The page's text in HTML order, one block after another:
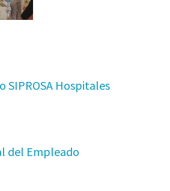
SIPROSA Hospitales
del Empleado